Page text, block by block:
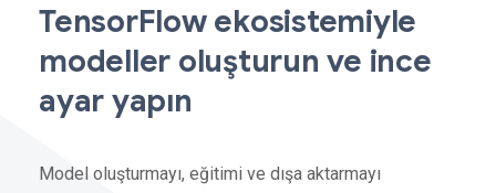
TensorFlow ekosistemiyle
modeller oluşturun ve ince
ayar yapın
Model oluşturmayı, eğitimi ve dışa aktarmayı